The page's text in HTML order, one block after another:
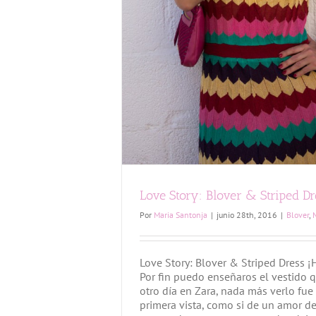
Love Story: Blover & Striped
Por Maria Santonja | junio 28th, 2016 | Blover,
Love Story: Blover & Striped Dress
Por fin puedo enseñaros el vestido
otro día en Zara, nada más verlo fue
primera vista, como si de un amor